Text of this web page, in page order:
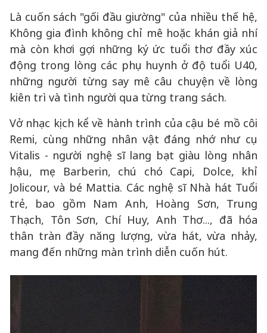
Là cuốn sách "gối đầu giường" của nhiều thế hệ,
Không gia đình không chỉ mê hoặc khán giả nhí
mà còn khơi gợi những ký ức tuổi thơ đầy xúc
động trong lòng các phụ huynh ở độ tuổi U40,
những người từng say mê câu chuyện về lòng
kiên trì và tình người qua từng trang sách.
Vở nhạc kịch kể về hành trình của cậu bé mồ côi
Remi, cùng những nhân vật đáng nhớ như cụ
Vitalis - người nghệ sĩ lang bạt giàu lòng nhân
hậu, mẹ Barberin, chú chó Capi, Dolce, khỉ
Jolicour, và bé Mattia. Các nghệ sĩ Nhà hát Tuổi
trẻ, bao gồm Nam Anh, Hoàng Sơn, Trung
Thạch, Tôn Sơn, Chí Huy, Anh Thơ..., đã hóa
thân tràn đầy năng lượng, vừa hát, vừa nhảy,
mang đến những màn trình diễn cuốn hút.